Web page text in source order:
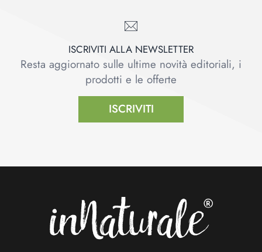
ISCRIVITI ALLA NEWSLETTER
Resta aggiornato sulle ultime novità editoriali, i
prodotti e le offerte
ISCRIVITI